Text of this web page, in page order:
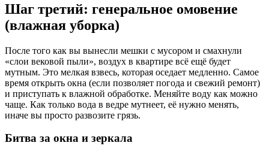
Шаг третий: генеральное омовение
(влажная уборка)
После того как вы вынесли мешки с мусором и смахнули
«слои вековой пыли», воздух в квартире всё ещё будет
мутным. Это мелкая взвесь, которая оседает медленно. Самое
время открыть окна (если позволяет погода и свежий ремонт)
и приступать к влажной обработке. Меняйте воду как можно
чаще. Как только вода в ведре мутнеет, её нужно менять,
иначе вы просто развозите грязь.
Битва за окна и зеркала